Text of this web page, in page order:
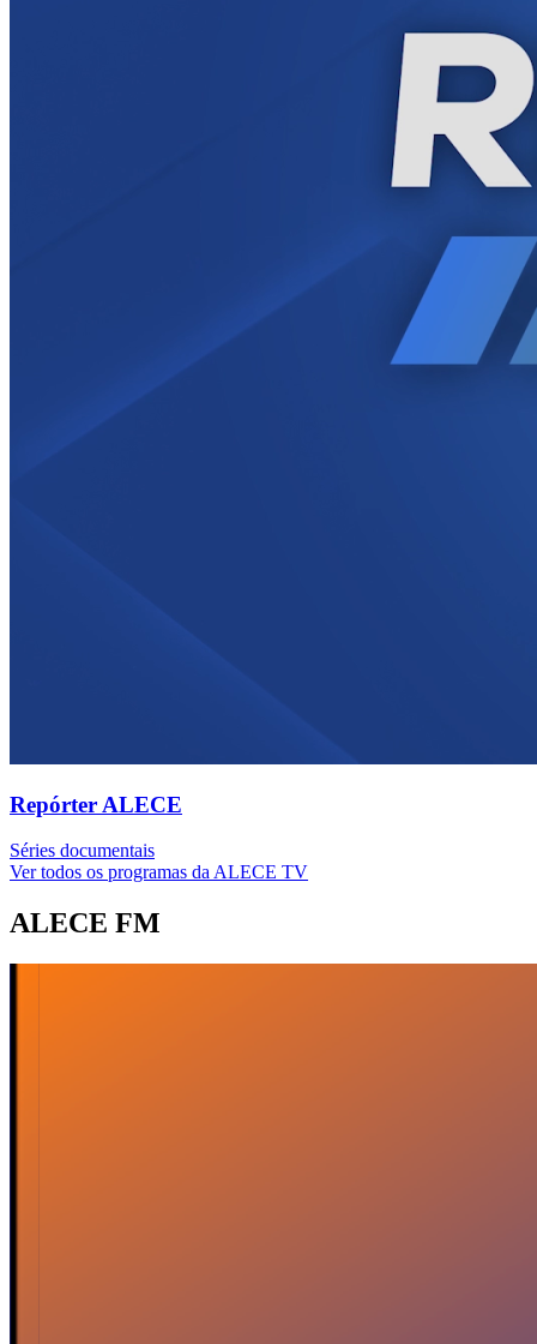
Repórter ALECE
Séries documentais
Ver todos os programas da ALECE TV
ALECE FM